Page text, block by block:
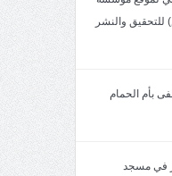
والنشر
بأم الحمام
في مسجد